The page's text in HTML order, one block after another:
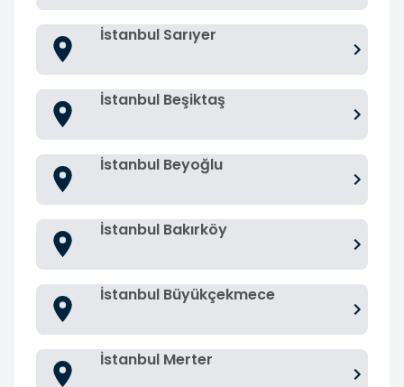
İstanbul Sarıyer
İstanbul Beşiktaş
İstanbul Beyoğlu
İstanbul Bakırköy
İstanbul Büyükçekmece
İstanbul Merter